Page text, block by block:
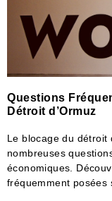
Questions
Détroit d’Ormuz
Le blocage du détroit
nombreuses
économiques.
fréquemment posées